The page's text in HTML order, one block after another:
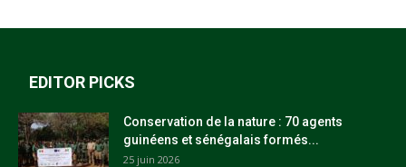
EDITOR PICKS
Conservation de la nature : 70 agents
guinéens et sénégalais formés...
25 juin 2026